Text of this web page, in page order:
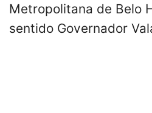
Metropolitana de Belo
sentido Governador